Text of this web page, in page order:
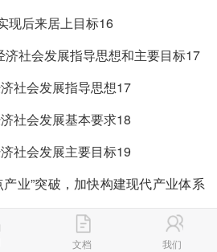
后来居上目标16
社会发展指导思想和主要目标17
社会发展指导思想17
社会发展基本要求18
社会发展主要目标19
业”突破，加快构建现代产业体系
22
文档 我们